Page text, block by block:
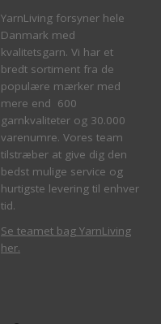
YarnLiving forsyner hele
Danmark med
kvalitetsgarn. Vi har et
bredt sortiment fra de
populære mærker med
mere end 600
garnkvaliteter og 30.000
varenumre. Vores team
tilstræber at give dig den
bedst mulige service og
hurtigste levering til enhver
tid.
Se teamet bag YarnLiving
her.